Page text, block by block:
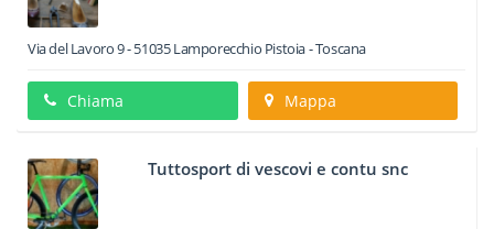
Via del Lavoro 9-51035Lamporecchio Pistoia -Toscana
Chiama Mappa
Tuttosport di vescovi e contu snc